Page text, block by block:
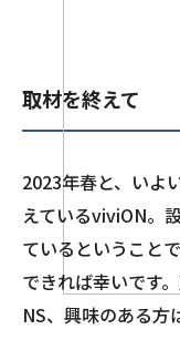
取材を終えて
2023年春と、いよ
えているviviON。
ているということ
できれば幸いです
NS、興味のある方